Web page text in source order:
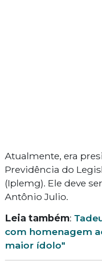
Atualmente, era
Previdência do
(Iplemg). Ele deve
Antônio Julio.
Leia também:
com homenagem
maior ídolo"